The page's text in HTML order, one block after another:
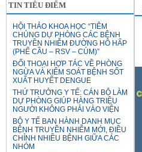
TIN TIÊU ĐIỂM
HỘI THẢO KHOA HỌC “TIÊM
CHỦNG DỰ PHÒNG CÁC BỆNH
TRUYỀN NHIỄM ĐƯỜNG HÔ HẤP
(PHẾ CẦU – RSV – CÚM)”
ĐỐI THOẠI HỢP TÁC VỀ PHÒNG
NGỪA VÀ KIỂM SOÁT BỆNH SỐT
XUẤT HUYẾT DENGUE
THỨ TRƯỞNG Y TẾ: CÁN BỘ LÀM
DỰ PHÒNG GIÚP HÀNG TRIỆU
NGƯỜI KHÔNG PHẢI VÀO VIỆN
BỘ Y TẾ BAN HÀNH DANH MỤC
BỆNH TRUYỀN NHIỄM MỚI, ĐIỀU
CHỈNH NHIỀU BỆNH GIỮA CÁC
NHÓM